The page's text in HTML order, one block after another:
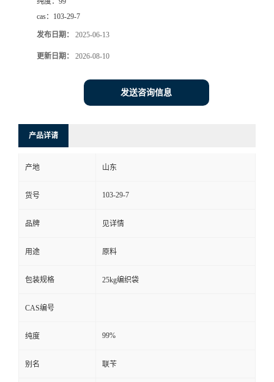
cas： 103-29-7
发布日期： 2025-06-13
更新日期： 2026-08-10
发送咨询信息
产品详请
产地 山东
货号 103-29-7
品牌 见详情
用途 原料
包装规格 25kg编织袋
CAS编号
纯度 99%
别名 联苄